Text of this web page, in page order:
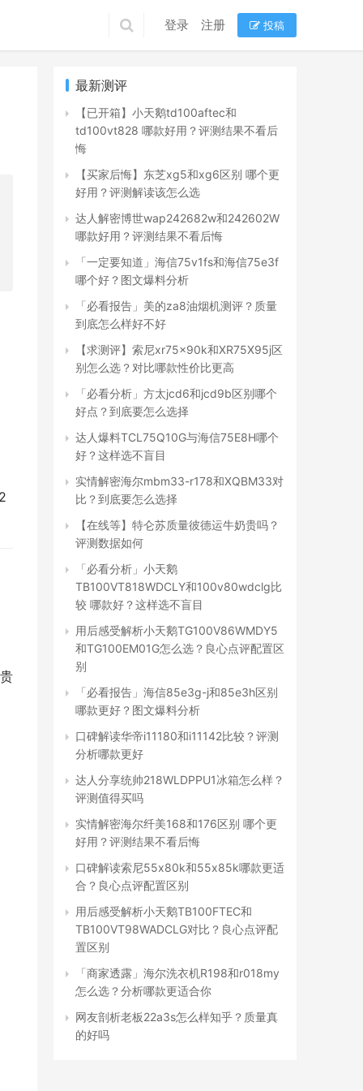
登录 注册 投稿
最新测评
【已开箱】小天鹅td100aftec和
td100vt828 哪款好用？评测结果不看后
悔
【买家后悔】东芝xg5和xg6区别 哪个更
好用？评测解读该怎么选
达人解密博世wap242682w和242602W
哪款好用？评测结果不看后悔
「一定要知道」海信75v1fs和海信75e3f
哪个好？图文爆料分析
「必看报告」美的za8油烟机测评？质量
到底怎么样好不好
【求测评】索尼xr75x90k和XR75X95j区
别怎么选？对比哪款性价比更高
「必看分析」方太jcd6和jcd9b区别哪个
好点？到底要怎么选择
达人爆料TCL75Q10G与海信75E8H哪个
好？这样选不盲目
实情解密海尔mbm33-r178和XQBM33对
比？到底要怎么选择
【在线等】特仑苏质量彼德运牛奶贵吗？
评测数据如何
「必看分析」小天鹅
TB100VT818WDCLY和100v80wdclg比
较 哪款好？这样选不盲目
用后感受解析小天鹅TG100V86WMDY5
和TG100EM01G怎么选？良心点评配置区
别
「必看报告」海信85e3g-j和85e3h区别
哪款更好？图文爆料分析
口碑解读华帝i11180和i11142比较？评测
分析哪款更好
达人分享统帅218WLDPPU1冰箱怎么样？
评测值得买吗
实情解密海尔纤美168和176区别 哪个更
好用？评测结果不看后悔
口碑解读索尼55x80k和55x85k哪款更适
合？良心点评配置区别
用后感受解析小天鹅TB100FTEC和
TB100VT98WADCLG对比？良心点评配
置区别
「商家透露」海尔洗衣机R198和r018my
怎么选？分析哪款更适合你
网友剖析老板22a3s怎么样知乎？质量真
的好吗